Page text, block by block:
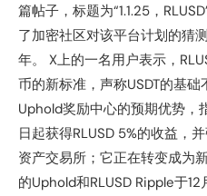
篇帖子，标题为“1.1.25，
了加密社区对该平台计划的猜
年。 X上的一名用户表示，
币的新标准，声称USDT的基
Uphold奖励中心的预期优势，
日起获得RLUSD 5%的收益，
资产交易所；它正在转变成为
的Uphold和RLUSD Ripple于12